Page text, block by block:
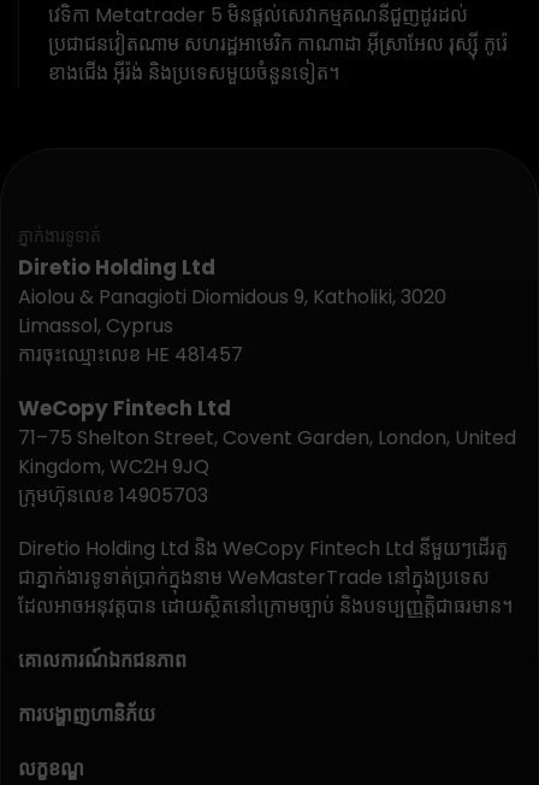
វេទិកា Metatrader 5 មិនផ្តល់សេវាកម្មគណនីជួញដូរដល់
ប្រជាជនវៀតណាម សហរដ្ឋអាមេរិក កាណាដា អ៊ីស្រាអែល រុស្ស៊ី កូរ៉េ
ខាងជើង អ៊ីរ៉ង់ និងប្រទេសមួយចំនួនទៀត។
ភ្នាក់ងារទូទាត់
Diretio Holding Ltd
Aiolou & Panagioti Diomidous 9, Katholiki, 3020
Limassol, Cyprus
ការចុះឈ្មោះលេខ HE 481457
WeCopy Fintech Ltd
71–75 Shelton Street, Covent Garden, London, United
Kingdom, WC2H 9JQ
ក្រុមហ៊ុនលេខ 14905703
Diretio Holding Ltd និង WeCopy Fintech Ltd នីមួយៗដើរតួ
ជាភ្នាក់ងារទូទាត់ប្រាក់ក្នុងនាម WeMasterTrade នៅក្នុងប្រទេស
ដែលអាចអនុវត្តបាន ដោយស្ថិតនៅក្រោមច្បាប់ និងបទប្បញ្ញត្តិជាធរមាន។
គោលការណ៍ឯកជនភាព
ការបង្ហាញហានិភ័យ
លក្ខខណ្ឌ